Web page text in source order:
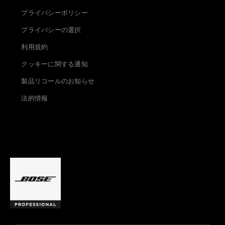
プライバシーポリシー
プライバシーの選択
利用規約
クッキーに関する通知
製品リコールのお知らせ
法的情報